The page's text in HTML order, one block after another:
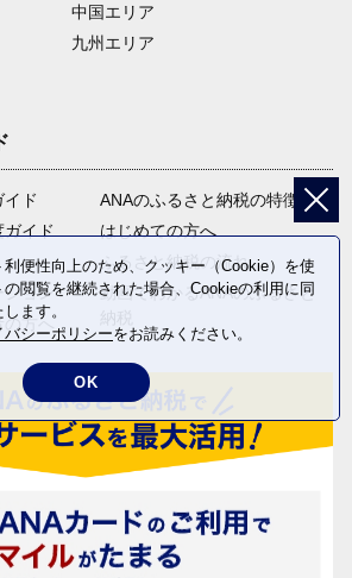
中国エリア
九州エリア
ド
イド
ション
の方へ
ANAのふるさと納税の特徴
はじめての方へ
ふるさと納税の流れ
動画でわかるANAのふるさと
便性向上のため、クッキー（Cookie）を使
閲覧を継続された場合、Cookieの利用に同
ます。
バシーポリシーをお読みください。
OK